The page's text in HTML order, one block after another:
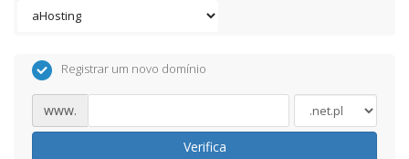
Registrar um novo domínio
www.
Verifica